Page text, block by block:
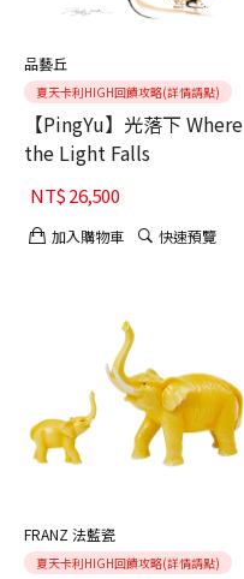
品藝丘
夏天卡利HIGH回饋攻略(詳情請點)
【PingYu】光落下 Where
the Light Falls
NT$26,500
加入購物車 快速預覽
FRANZ 法藍瓷
夏天卡利HIGH回饋攻略(詳情請點)